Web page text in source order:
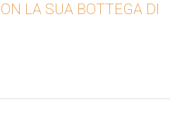
LA SUA BOTTEGA DI